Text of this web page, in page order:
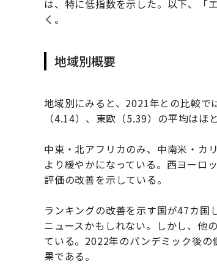
は、特に低指数を示した。以下、「
く。
地域別概要
地域別にみると、2021年との比較で
（4.14）、東欧（5.39）の平均はほ
中東・北アフリカのみ、中南米・カ
より緩やかになっている。西ヨーロ
評価の改善を示している。
ランキングの改善を示す国が47カ
ニュースかもしれない。しかし、他
ている。2022年のパンデミック後
果である。